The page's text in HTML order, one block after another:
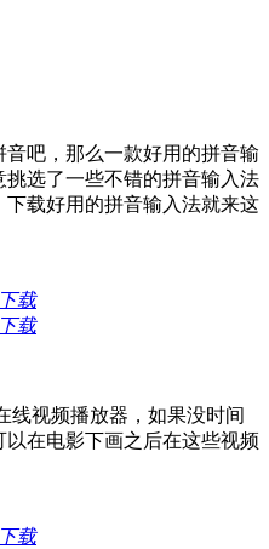
吧，那么一款好用的拼音输
选了一些不错的拼音输入法
载好用的拼音输入法就来这
下载
下载
线视频播放器，如果没时间
在电影下画之后在这些视频
下载